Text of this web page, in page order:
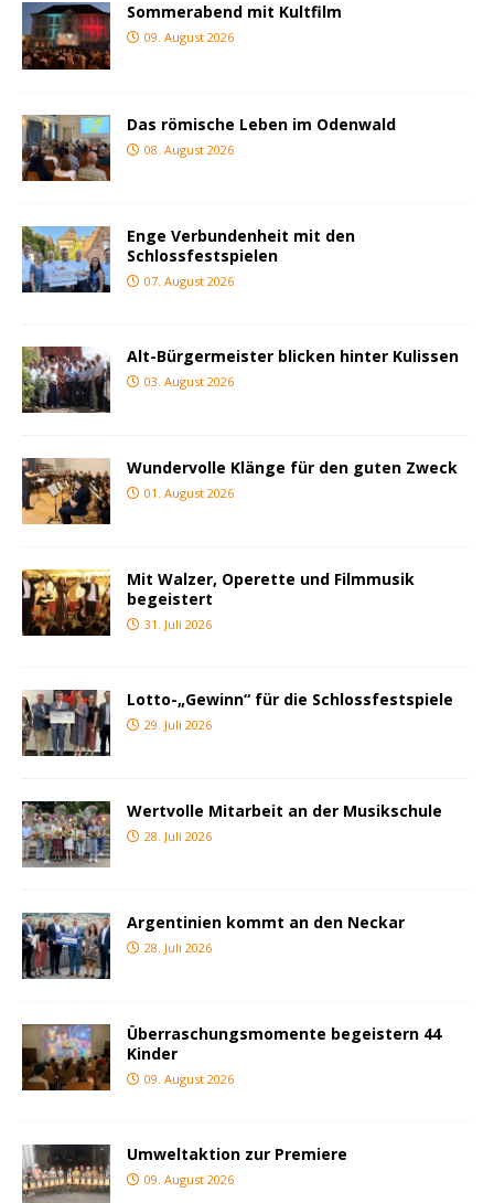
Sommerabend mit Kultfilm
09. August 2026
Das römische Leben im Odenwald
08. August 2026
Enge Verbundenheit mit den
Schlossfestspielen
07. August 2026
Alt-Bürgermeister blicken hinter Kulissen
03. August 2026
Wundervolle Klänge für den guten Zweck
01. August 2026
Mit Walzer, Operette und Filmmusik
begeistert
31. Juli 2026
Lotto-„Gewinn“ für die Schlossfestspiele
29. Juli 2026
Wertvolle Mitarbeit an der Musikschule
28. Juli 2026
Argentinien kommt an den Neckar
28. Juli 2026
Überraschungsmomente begeistern 44
Kinder
09. August 2026
Umweltaktion zur Premiere
09. August 2026